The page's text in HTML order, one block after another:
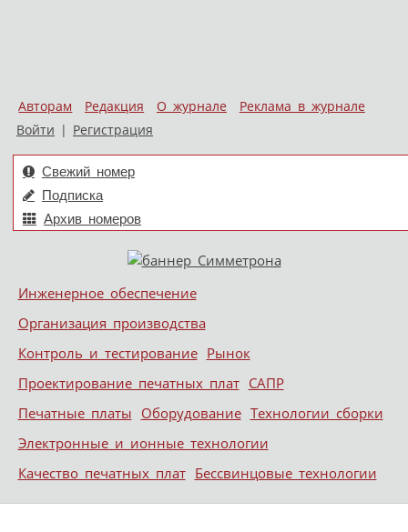
Авторам Редакция О журнале
Реклама в журнале
Войти | Регистрация
Свежий номер
Подписка
Архив номеров
Меню
Skip to content
Инженерное обеспечение
Организация производства
Контроль и тестирование Рынок
Проектирование печатных плат САПР
Печатные платы Оборудование Технологии сборки
Электронные и ионные технологии
Качество печатных плат Бессвинцовые технологии